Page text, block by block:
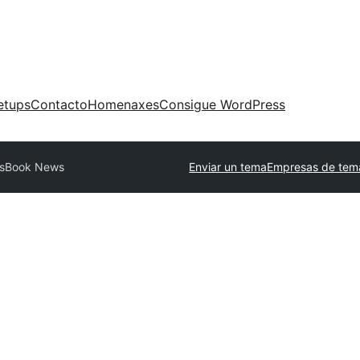
ContactoHomenaxesConsigue WordPress
News Enviar un temaEmpresas de